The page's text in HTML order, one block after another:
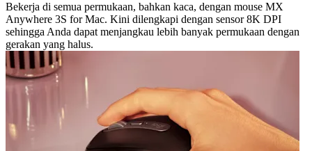
Bekerja di semua permukaan, bahkan kaca, dengan mouse MX
Anywhere 3S for Mac. Kini dilengkapi dengan sensor 8K DPI
sehingga Anda dapat menjangkau lebih banyak permukaan dengan
gerakan yang halus.